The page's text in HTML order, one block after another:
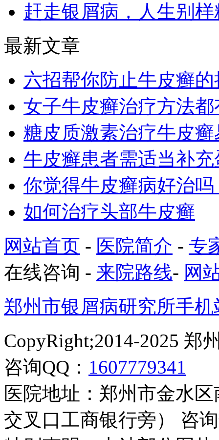
赶走银屑病，人生别
最新文章
六招帮你防止牛皮癣
女子牛皮癣治疗方法
糖皮质激素治疗牛皮
牛皮癣患者需适当补
你觉得牛皮癣病好治
如何治疗头部牛皮癣
网站首页 - 医院简介 - 专
在线咨询 - 来院路线- 网
郑州市银屑病研究所手机
CopyRight;2014-2025 郑
咨询QQ： 1607779341
医院地址：郑州市金水
交叉口工商银行旁） 咨